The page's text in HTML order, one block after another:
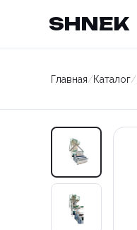
SHNEK
Главная/Каталог/